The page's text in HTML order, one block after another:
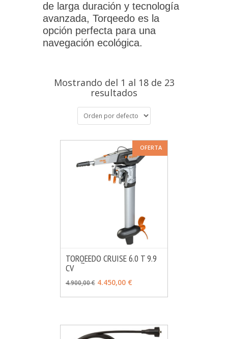
de larga duración y tecnología
avanzada, Torqeedo es la
opción perfecta para una
navegación ecológica.
Mostrando del 1 al 18 de 23
resultados
OFERTA
TORQEEDO CRUISE 6.0 T 9.9
CV
4.900,00 € 4.450,00 €